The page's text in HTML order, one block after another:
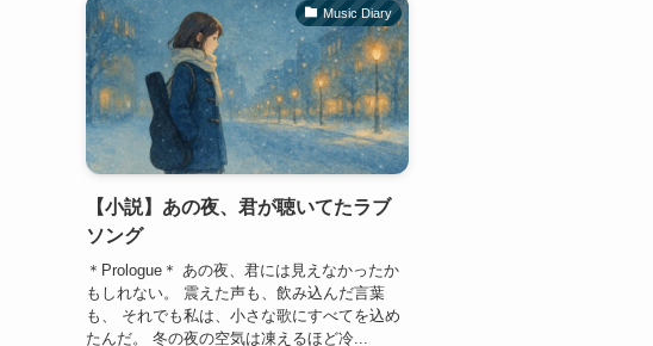
Music Diary
【小説】あの夜、君が聴いてたラブ
ソング
＊Prologue＊ あの夜、君には見えなかったか
もしれない。 震えた声も、飲み込んだ言葉
も、 それでも私は、小さな歌にすべてを込め
たんだ。 冬の夜の空気は凍えるほど冷...